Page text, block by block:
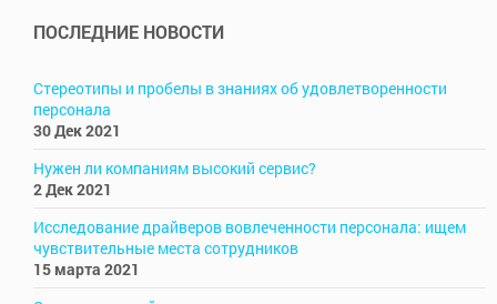
ПОСЛЕДНИЕ НОВОСТИ
Стереотипы и пробелы в знаниях об удовлетворенности
персонала
30 Дек 2021
Нужен ли компаниям высокий сервис?
2 Дек 2021
Исследование драйверов вовлеченности персонала: ищем
чувствительные места сотрудников
15 марта 2021